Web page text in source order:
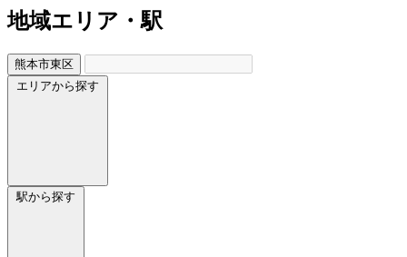
地域エリア・駅
熊本市東区
エリアから探す
駅から探す